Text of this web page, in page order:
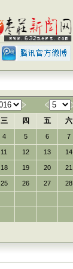
三 四 五 六
4 5 6 7
11 12 13 14
18 19 20 21
25 26 27 28